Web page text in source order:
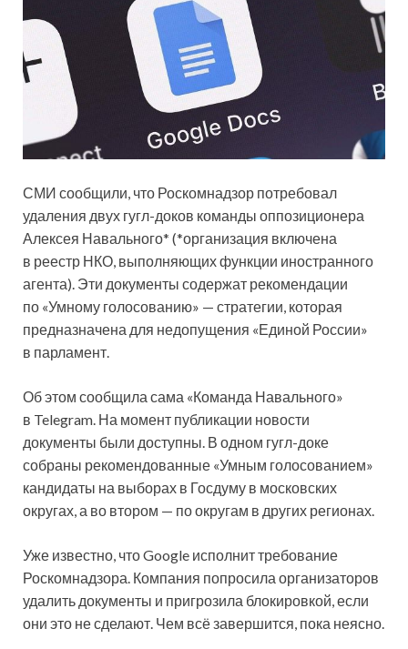
СМИ сообщили, что Роскомнадзор потребовал
удаления двух гугл-доков команды оппозиционера
Алексея Навального* (*организация включена
в реестр НКО, выполняющих функции иностранного
агента). Эти документы содержат рекомендации
по «Умному голосованию» — стратегии, которая
предназначена для недопущения «Единой России»
в парламент.
Об этом сообщила сама «Команда Навального»
в Telegram. На момент публикации новости
документы были доступны. В одном гугл-доке
собраны рекомендованные «Умным голосованием»
кандидаты на выборах в Госдуму в московских
округах, а во втором — по округам в других регионах.
Уже известно, что Google исполнит требование
Роскомнадзора. Компания попросила организаторов
удалить документы и пригрозила блокировкой, если
они это не сделают. Чем всё завершится, пока неясно.